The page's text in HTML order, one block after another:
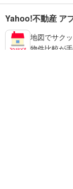
Yahoo!不動産 ア
地図でサク
物件比較が